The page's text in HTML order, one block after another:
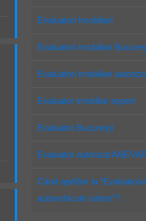
Evaluatori Imobiliari
Evaluatori imobiliari
Evaluatori imobiliari
Evaluator imobiliar expert
Evaluator Bucureşti
Evaluator autorizat
Când apelăm la
autovehicule rutiere”?